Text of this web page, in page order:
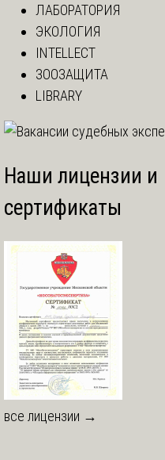
ЛАБОРАТОРИЯ
ЭКОЛОГИЯ
INTELLECT
ЗООЗАЩИТА
LIBRARY
Наши лицензии и
сертификаты
все лицензии →